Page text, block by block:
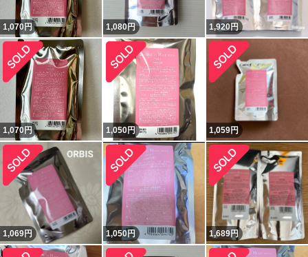
1,070円 1,080円 1,920円
1,070円 1,050円 1,059円
1,069円 1,050円 1,689円